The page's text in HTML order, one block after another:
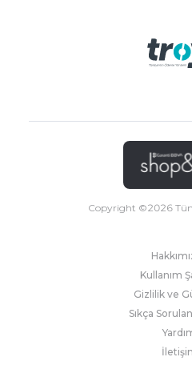
Copyright ©2026
Kullanım
Gizlilik ve
Sıkça